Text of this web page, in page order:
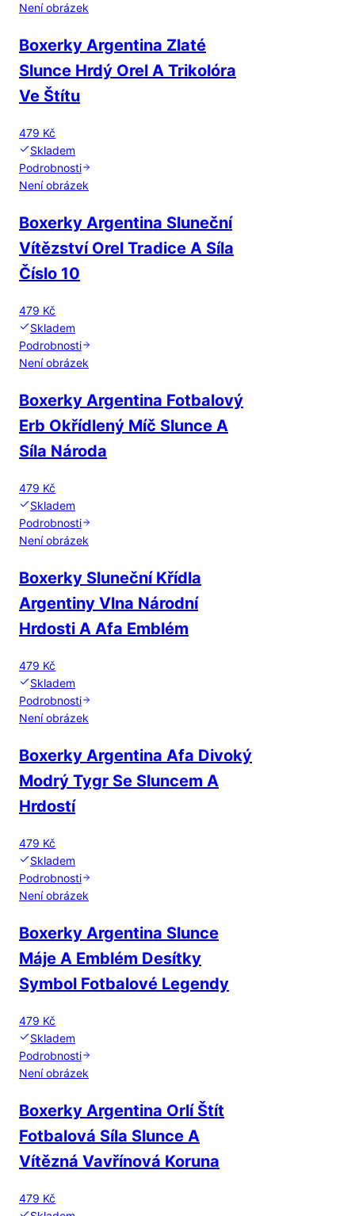
Není obrázek
Boxerky Argentina Zlaté
Slunce Hrdý Orel A Trikolóra
Ve Štítu
479 Kč
Skladem
Podrobnosti
Není obrázek
Boxerky Argentina Sluneční
Vítězství Orel Tradice A Síla
Číslo 10
479 Kč
Skladem
Podrobnosti
Není obrázek
Boxerky Argentina Fotbalový
Erb Okřídlený Míč Slunce A
Síla Národa
479 Kč
Skladem
Podrobnosti
Není obrázek
Boxerky Sluneční Křídla
Argentiny Vlna Národní
Hrdosti A Afa Emblém
479 Kč
Skladem
Podrobnosti
Není obrázek
Boxerky Argentina Afa Divoký
Modrý Tygr Se Sluncem A
Hrdostí
479 Kč
Skladem
Podrobnosti
Není obrázek
Boxerky Argentina Slunce
Máje A Emblém Desítky
Symbol Fotbalové Legendy
479 Kč
Skladem
Podrobnosti
Není obrázek
Boxerky Argentina Orlí Štít
Fotbalová Síla Slunce A
Vítězná Vavřínová Koruna
479 Kč